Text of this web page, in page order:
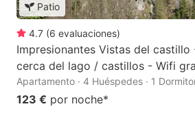
Patio
4.7 (6 evaluaciones)
Impresionantes Vistas del
cerca del lago / castillos - Wifi
Apartamento · 4 Huéspedes · 1
123 € por noche*